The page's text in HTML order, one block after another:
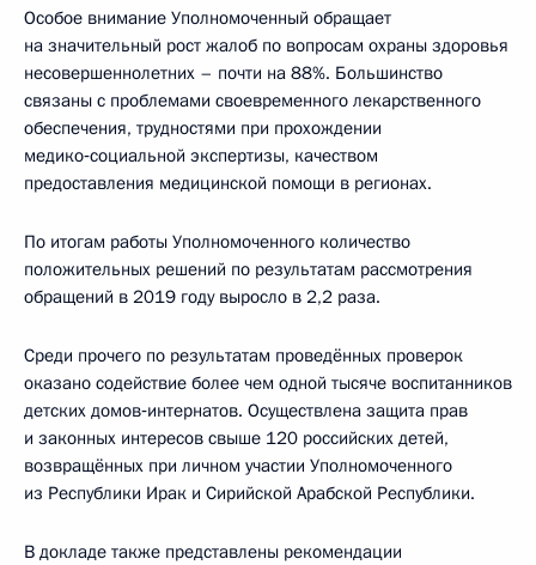
Особое внимание Уполномоченный обращает
на значительный рост жалоб по вопросам охраны здоровья
несовершеннолетних – почти на 88%. Большинство
связаны с проблемами своевременного лекарственного
обеспечения, трудностями при прохождении
медико‑социальной экспертизы, качеством
предоставления медицинской помощи в регионах.
По итогам работы Уполномоченного количество
положительных решений по результатам рассмотрения
обращений в 2019 году выросло в 2,2 раза.
Среди прочего по результатам проведённых проверок
оказано содействие более чем одной тысяче воспитанников
детских домов‑интернатов. Осуществлена защита прав
и законных интересов свыше 120 российских детей,
возвращённых при личном участии Уполномоченного
из Республики Ирак и Сирийской Арабской Республики.
В докладе также представлены рекомендации